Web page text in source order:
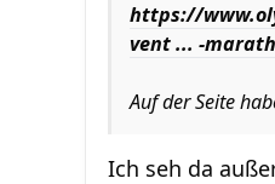
https://
vent ... -
Auf der Seite
Ich seh da